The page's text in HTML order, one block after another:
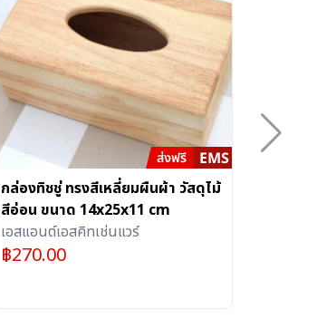
กล่องทิชชู่ ทรงสีเหลี่ยมผืนผ้า วัสดุไม้
สีอ่อน ขนาด 14x25x11 cm
เอสแอนด์เอสคิทเช่นแวร์
฿270.00